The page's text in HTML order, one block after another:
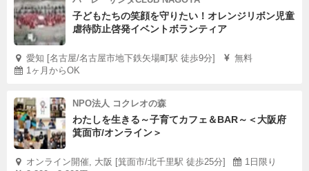
子どもたちの笑顔を守りたい！オレンジリボン児童
虐待防止啓発イベントボランティア
愛知 [名古屋/名古屋市地下鉄矢場町駅 徒歩9分]
無料
1ヶ月からOK
NPO法人 コクレオの森
わたしを生きる～子育てカフェ＆BAR～＜大阪府
箕面市/オンライン＞
オンライン開催, 大阪 [箕面市/北千里駅 徒歩25分]
1日限り